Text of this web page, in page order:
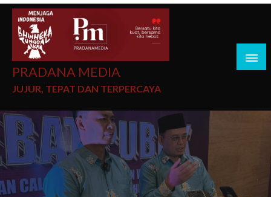
PRADANA MEDIA
JUJUR, TEPAT DAN TERPERCAYA